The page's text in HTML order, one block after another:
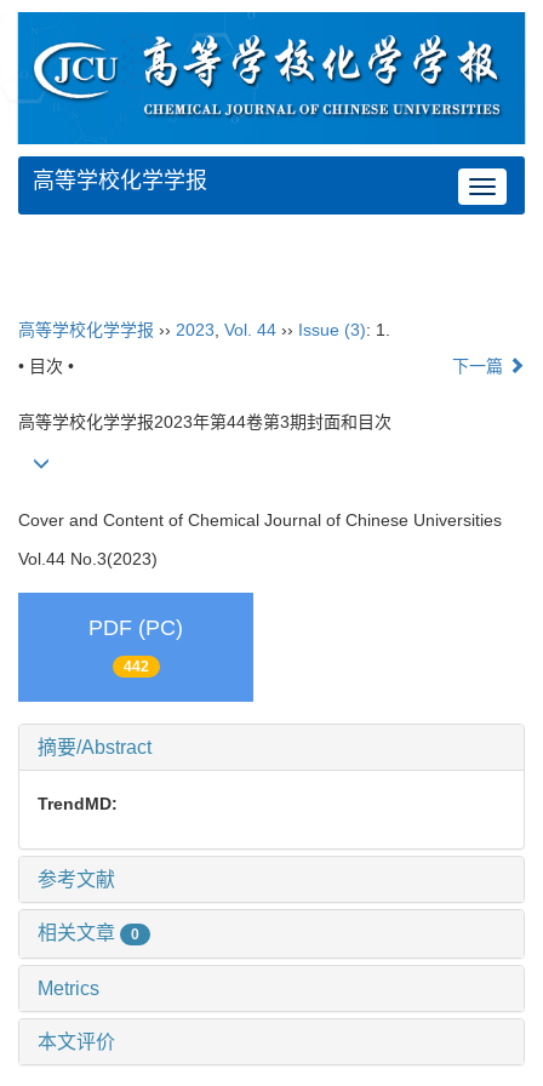
Toggle
高等学校化学学报
高等学校化学学报 ›› 2023, Vol. 44 ›› Issue (3): 1.
• 目次 •
下一篇
高等学校化学学报2023年第44卷第3期封面和目次
Cover and Content of Chemical Journal of Chinese Universities
Vol.44 No.3(2023)
PDF (PC)
442
摘要/Abstract
TrendMD:
参考文献
相关文章 0
Metrics
本文评价